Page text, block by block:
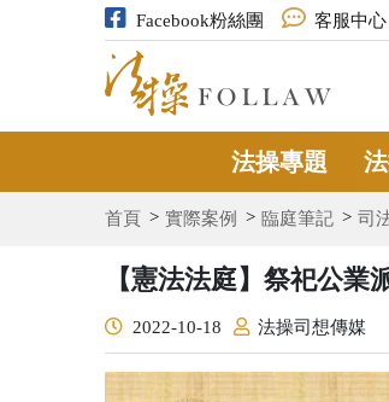
Facebook粉絲團 客服中心
法操專題
首頁 實際案例 臨庭筆記 司
【憲法法庭】祭祀公
2022-10-18 法操司想傳媒